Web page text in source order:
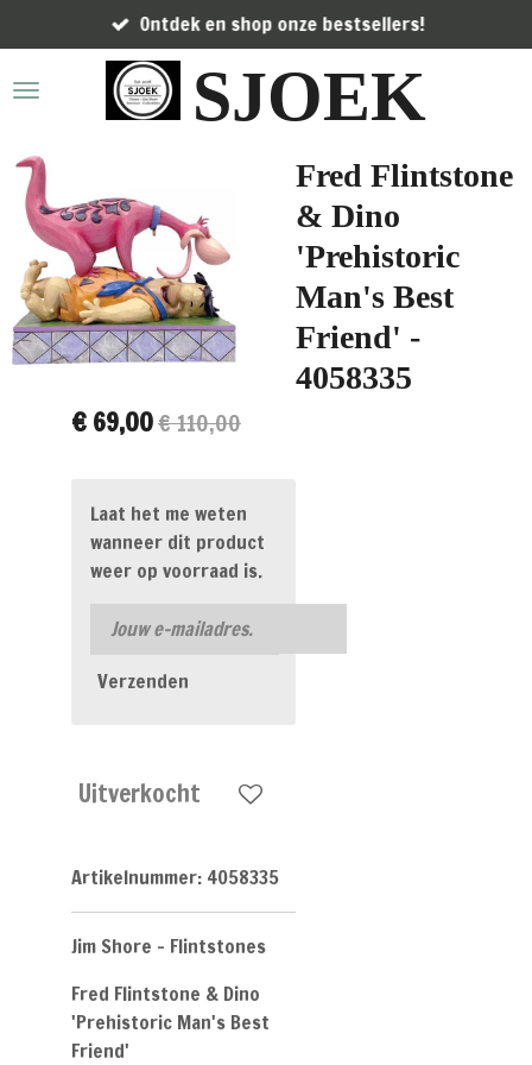
direct
naar
SJOEK
Ontdek en shop onze bestsellers!
Fred Flintstone
& Dino
'Prehistoric
Man's Best
Friend' -
4058335
€ 69,00€ 110,00
Laat het me weten
wanneer dit product
weer op voorraad is.
Verzenden
Uitverkocht
Artikelnummer: 4058335
Jim Shore - Flintstones
Fred Flintstone & Dino
'Prehistoric Man's Best
Friend'